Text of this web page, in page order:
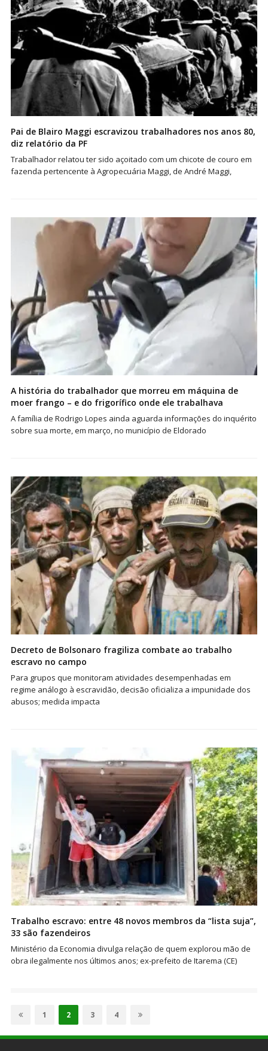
Pai de Blairo Maggi escravizou trabalhadores nos anos 80,
diz relatório da PF
Trabalhador relatou ter sido açoitado com um chicote de couro em
fazenda pertencente à Agropecuária Maggi, de André Maggi,
A história do trabalhador que morreu em máquina de
moer frango – e do frigorífico onde ele trabalhava
A família de Rodrigo Lopes ainda aguarda informações do inquérito
sobre sua morte, em março, no município de Eldorado
Decreto de Bolsonaro fragiliza combate ao trabalho
escravo no campo
Para grupos que monitoram atividades desempenhadas em
regime análogo à escravidão, decisão oficializa a impunidade dos
abusos; medida impacta
Trabalho escravo: entre 48 novos membros da “lista suja”,
33 são fazendeiros
Ministério da Economia divulga relação de quem explorou mão de
obra ilegalmente nos últimos anos; ex-prefeito de Itarema (CE)
de
Page
1 Page
2 Page
3 Page
4